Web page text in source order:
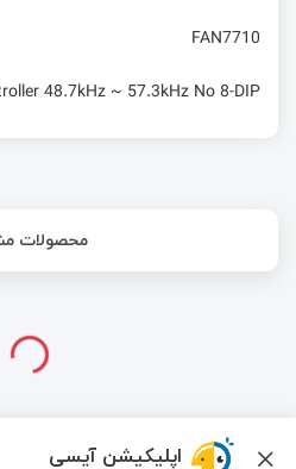
FAN7710
48.7kHz ~ 57.3kHz No 8-DIP
محصولات
اپلیکیشن آیسی